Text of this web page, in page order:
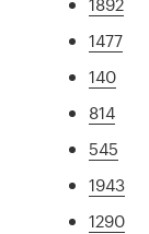
1477
140
814
545
1943
1290